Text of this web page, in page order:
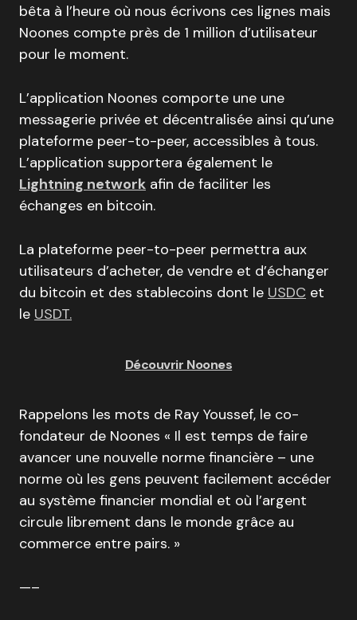
bêta à l’heure où nous écrivons ces lignes mais
Noones compte près de 1 million d’utilisateur
pour le moment.
L’application Noones comporte une une
messagerie privée et décentralisée ainsi qu’une
plateforme peer-to-peer, accessibles à tous.
L’application supportera également le
Lightning network afin de faciliter les
échanges en bitcoin.
La plateforme peer-to-peer permettra aux
utilisateurs d’acheter, de vendre et d’échanger
du bitcoin et des stablecoins dont le USDC et
le USDT.
Découvrir Noones
Rappelons les mots de Ray Youssef, le co-
fondateur de Noones « Il est temps de faire
avancer une nouvelle norme financière – une
norme où les gens peuvent facilement accéder
au système financier mondial et où l’argent
circule librement dans le monde grâce au
commerce entre pairs. »
—–